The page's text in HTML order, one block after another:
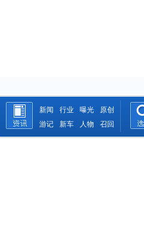
新闻 行业 曝光
原创
游记
新车 人物 召回